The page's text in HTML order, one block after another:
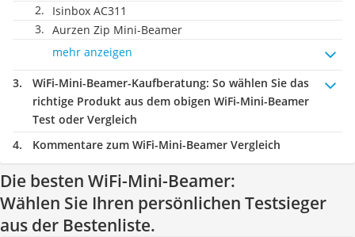
Isinbox AC311
Aurzen Zip Mini-Beamer
mehr anzeigen
WiFi-Mini-Beamer-Kaufberatung: So wählen Sie das
richtige Produkt aus dem obigen WiFi-Mini-Beamer
Test oder Vergleich
Kommentare zum WiFi-Mini-Beamer Vergleich
Die besten WiFi-Mini-Beamer:
Wählen Sie Ihren persönlichen Testsieger
aus der Bestenliste.